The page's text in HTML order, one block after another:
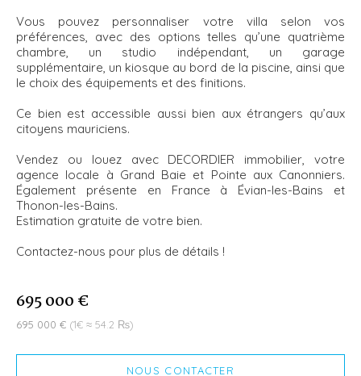
Vous pouvez personnaliser votre villa selon vos
préférences, avec des options telles qu’une quatrième
chambre, un studio indépendant, un garage
supplémentaire, un kiosque au bord de la piscine, ainsi que
le choix des équipements et des finitions.
Ce bien est accessible aussi bien aux étrangers qu’aux
citoyens mauriciens.
Vendez ou louez avec DECORDIER immobilier, votre
agence locale à Grand Baie et Pointe aux Canonniers.
Également présente en France à Évian-les-Bains et
Thonon-les-Bains.
Estimation gratuite de votre bien.
Contactez-nous pour plus de détails !
695 000 €
695 000 € (1€ ≈ 54.2 ₨)
NOUS CONTACTER